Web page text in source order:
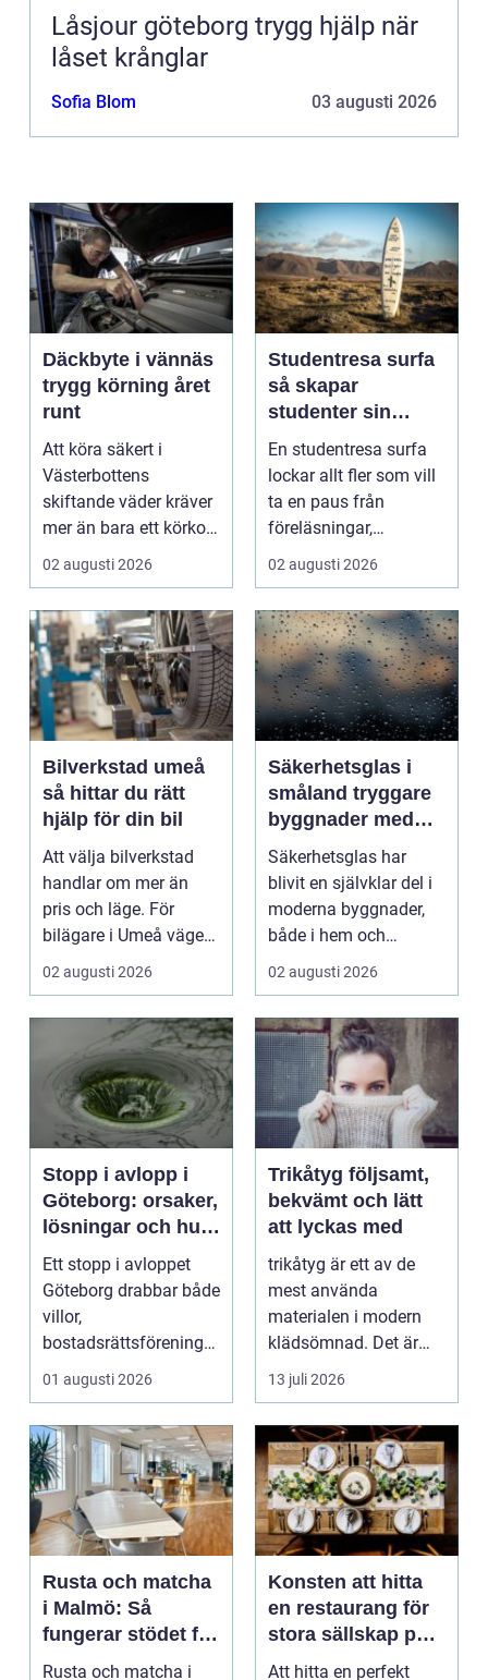
Låsjour göteborg trygg hjälp när
låset krånglar
Sofia Blom 03 augusti 2026
Däckbyte i vännäs
trygg körning året
runt
Att köra säkert i
Västerbottens
skiftande väder kräver
mer än bara ett körkort
och en pålitlig bil. ...
02 augusti 2026
Studentresa surfa
så skapar
studenter sin
ultimata paus från
plugget
En studentresa surfa
lockar allt fler som vill
ta en paus från
föreläsningar,
tentaplugg och sena
02 augusti 2026
Bilverkstad umeå
så hittar du rätt
hjälp för din bil
Att välja bilverkstad
handlar om mer än
pris och läge. För
bilägare i Umeå väger
trygghet, tillgängl...
02 augusti 2026
Säkerhetsglas i
småland tryggare
byggnader med
smarta
glaslösningar
Säkerhetsglas har
blivit en självklar del i
moderna byggnader,
både i hem och
offentliga miljöer. I ...
02 augusti 2026
Stopp i avlopp i
Göteborg: orsaker,
lösningar och hur
problem kan
undvikas
Ett stopp i avloppet
Göteborg drabbar både
villor,
bostadsrättsföreningar
och h...
01 augusti 2026
Trikåtyg följsamt,
bekvämt och lätt
att lyckas med
trikåtyg är ett av de
mest använda
materialen i modern
klädsömnad. Det är
mjukt, elastiskt och
formb...
13 juli 2026
Rusta och matcha
i Malmö: Så
fungerar stödet för
dig som söker
Rusta och matcha i
Konsten att hitta
en restaurang för
stora sällskap på
Östermalm i
Att hitta en perfekt